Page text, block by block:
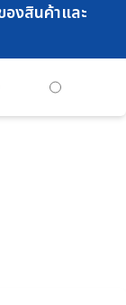
งสินค้าและ